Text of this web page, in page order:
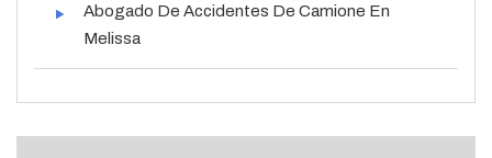
Abogado De Accidentes De Camione En
Melissa